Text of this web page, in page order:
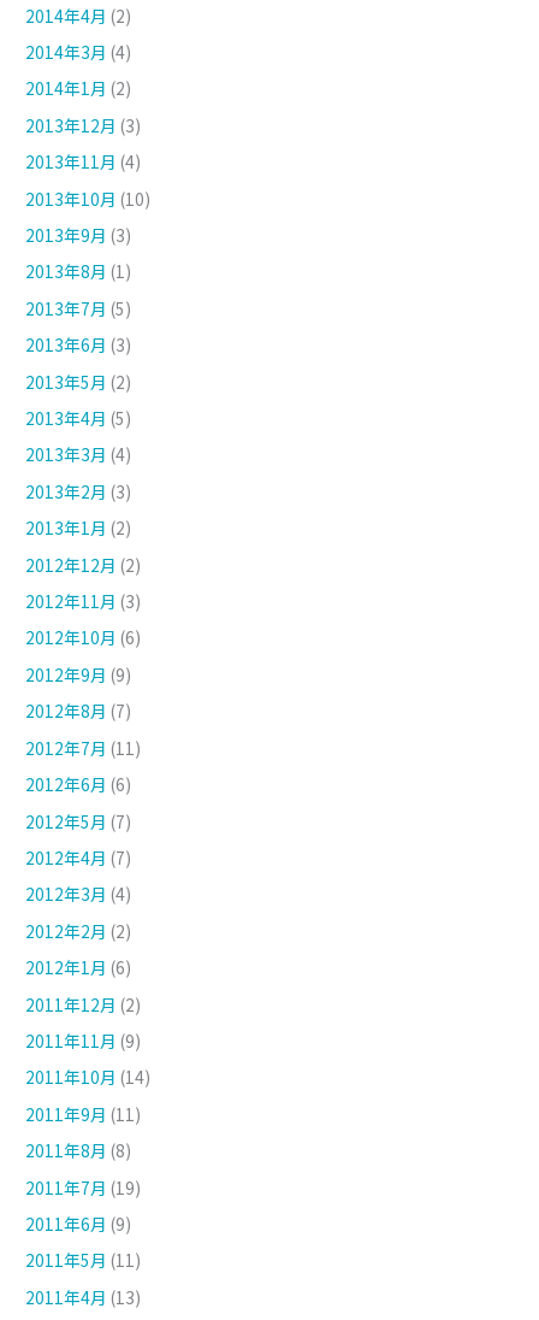
2014年4月 (2)
2014年3月 (4)
2014年1月 (2)
2013年12月 (3)
2013年11月 (4)
2013年10月 (10)
2013年9月 (3)
2013年8月 (1)
2013年7月 (5)
2013年6月 (3)
2013年5月 (2)
2013年4月 (5)
2013年3月 (4)
2013年2月 (3)
2013年1月 (2)
2012年12月 (2)
2012年11月 (3)
2012年10月 (6)
2012年9月 (9)
2012年8月 (7)
2012年7月 (11)
2012年6月 (6)
2012年5月 (7)
2012年4月 (7)
2012年3月 (4)
2012年2月 (2)
2012年1月 (6)
2011年12月 (2)
2011年11月 (9)
2011年10月 (14)
2011年9月 (11)
2011年8月 (8)
2011年7月 (19)
2011年6月 (9)
2011年5月 (11)
2011年4月 (13)